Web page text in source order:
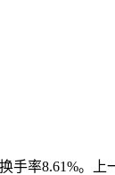
率8.61%。上